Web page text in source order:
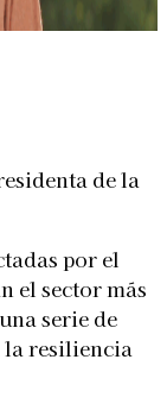
de la
por el
el sector más
serie de
la resiliencia